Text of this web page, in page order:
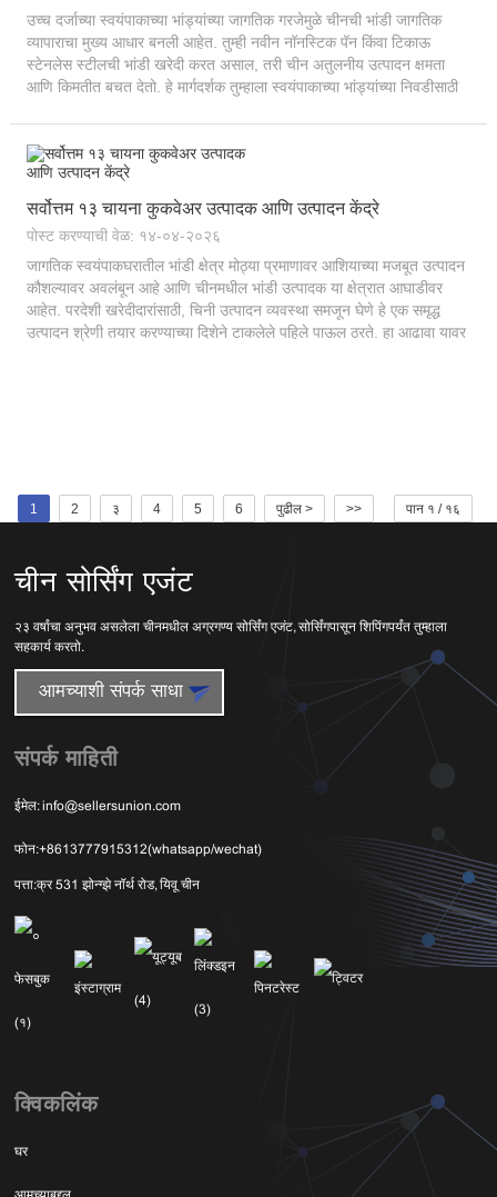
उच्च दर्जाच्या स्वयंपाकाच्या भांड्यांच्या जागतिक गरजेमुळे चीनची भांडी जागतिक
व्यापाराचा मुख्य आधार बनली आहेत. तुम्ही नवीन नॉनस्टिक पॅन किंवा टिकाऊ
स्टेनलेस स्टीलची भांडी खरेदी करत असाल, तरी चीन अतुलनीय उत्पादन क्षमता
आणि किमतीत बचत देतो. हे मार्गदर्शक तुम्हाला स्वयंपाकाच्या भांड्यांच्या निवडीसाठी
सर्वोत्तम १३ चायना कुकवेअर उत्पादक आणि उत्पादन केंद्रे
पोस्ट करण्याची वेळ: १४-०४-२०२६
जागतिक स्वयंपाकघरातील भांडी क्षेत्र मोठ्या प्रमाणावर आशियाच्या मजबूत उत्पादन
कौशल्यावर अवलंबून आहे आणि चीनमधील भांडी उत्पादक या क्षेत्रात आघाडीवर
आहेत. परदेशी खरेदीदारांसाठी, चिनी उत्पादन व्यवस्था समजून घेणे हे एक समृद्ध
उत्पादन श्रेणी तयार करण्याच्या दिशेने टाकलेले पहिले पाऊल ठरते. हा आढावा यावर
1 2 ३ 4 5 6 पुढील > >> पान १ / १६
चीन सोर्सिंग एजंट
२३ वर्षांचा अनुभव असलेला चीनमधील अग्रगण्य सोर्सिंग एजंट, सोर्सिंगपासून शिपिंगपर्यंत तुम्हाला
सहकार्य करतो.
आमच्याशी संपर्क साधा
संपर्क माहिती
ईमेल: info@sellersunion.com
फोन:+8613777915312(whatsapp/wechat)
पत्ता:क्र 531 झोन्ग्झे नॉर्थ रोड, यिवू चीन
क्विकलिंक
घर